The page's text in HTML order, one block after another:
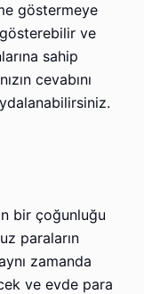
göstermeye
ve
sahip
cevabını
bir çoğunluğu
paraların
zamanda
ve evde para